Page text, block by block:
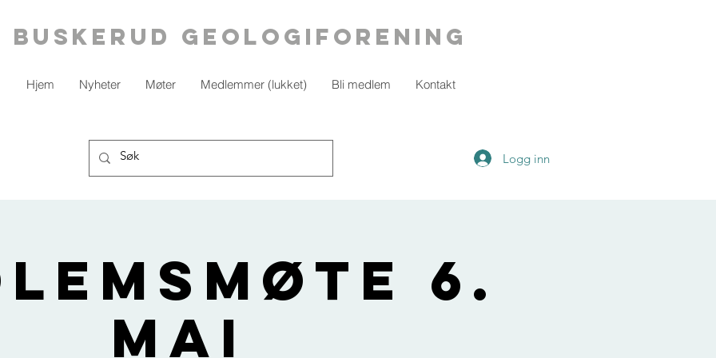
BUSKERUD geologiforening
Hjem Nyheter Møter Medlemmer (lukket) Bli medlem Kontakt
Logg inn
6.
mai